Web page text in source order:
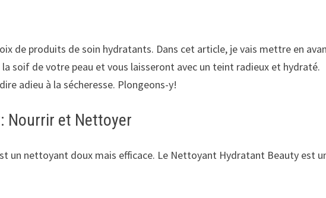
de produits de soin hydratants. Dans cet article, je vais mettre en
soif de votre peau et vous laisseront avec un teint radieux et hydraté.
adieu à la sécheresse. Plongeons-y!
Nourrir et Nettoyer
un nettoyant doux mais efficace. Le Nettoyant Hydratant Beauty est